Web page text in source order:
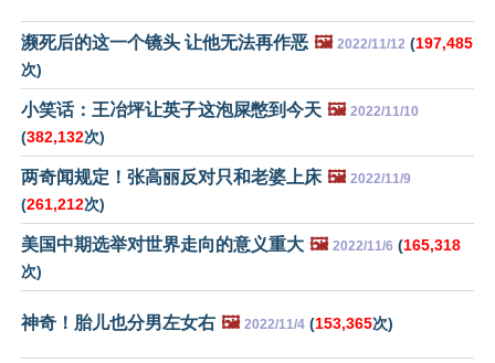
濒死后的这一个镜头 让他无法再作恶 🖼️ 2022/11/12 (197,485
次)
小笑话：王冶坪让英子这泡屎憋到今天 🖼️ 2022/11/10
(382,132次)
两奇闻规定！张高丽反对只和老婆上床 🖼️ 2022/11/9
(261,212次)
美国中期选举对世界走向的意义重大 🖼️ 2022/11/6 (165,318
次)
神奇！胎儿也分男左女右 🖼️ 2022/11/4 (153,365次)